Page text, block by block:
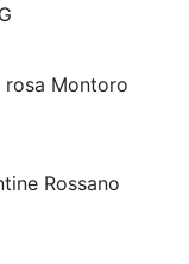
Montoro
Rossano